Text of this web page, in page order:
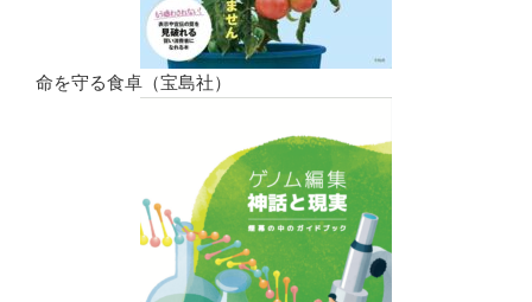
命を守る食卓（宝島社）